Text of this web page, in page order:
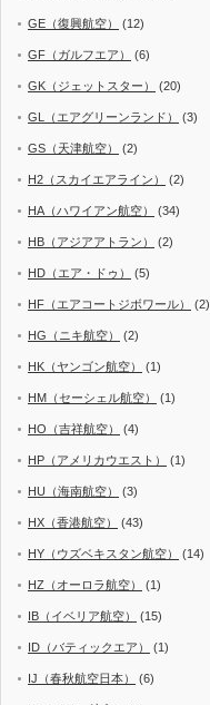
GE（復興航空） (12)
GF（ガルフエア） (6)
GK（ジェットスター） (20)
GL（エアグリーンランド） (3)
GS（天津航空） (2)
H2（スカイエアライン） (2)
HA（ハワイアン航空） (34)
HB（アジアアトラン） (2)
HD（エア・ドゥ） (5)
HF（エアコートジボワール） (2)
HG（ニキ航空） (2)
HK（ヤンゴン航空） (1)
HM（セーシェル航空） (1)
HO（吉祥航空） (4)
HP（アメリカウエスト） (1)
HU（海南航空） (3)
HX（香港航空） (43)
HY（ウズベキスタン航空） (14)
HZ（オーロラ航空） (1)
IB（イベリア航空） (15)
ID（バティックエア） (1)
IJ（春秋航空日本） (6)